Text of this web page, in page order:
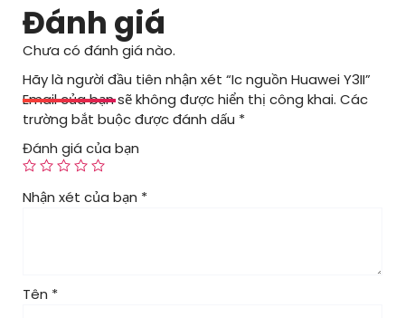
Đánh giá
Chưa có đánh giá nào.
Hãy là người đầu tiên nhận xét “Ic nguồn Huawei Y3II”
Email của bạn sẽ không được hiển thị công khai. Các
trường bắt buộc được đánh dấu *
Đánh giá của bạn
Nhận xét của bạn *
Tên *